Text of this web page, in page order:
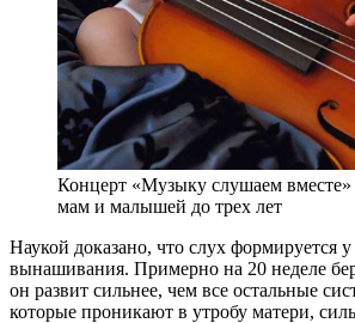
Концерт «Музыку слушаем
мам и малышей до трех лет
Наукой доказано, что слух формируется
вынашивания. Примерно на 20 неделе
он развит сильнее, чем все остальные
которые проникают в утробу матери,